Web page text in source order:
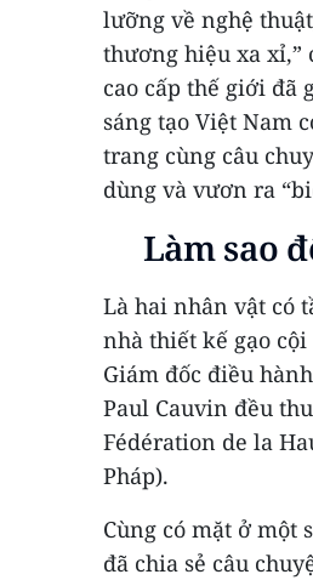
lưỡng về nghệ
thương hiệu xa
cao cấp thế giới
sáng tạo Việt Nam
trang cùng câu
dùng và vươn ra
Làm sao
Là hai nhân vật có
nhà thiết kế gạo
Giám đốc điều
Paul Cauvin đều
Fédération de la
Pháp).
Cùng có mặt ở một
đã chia sẻ câu